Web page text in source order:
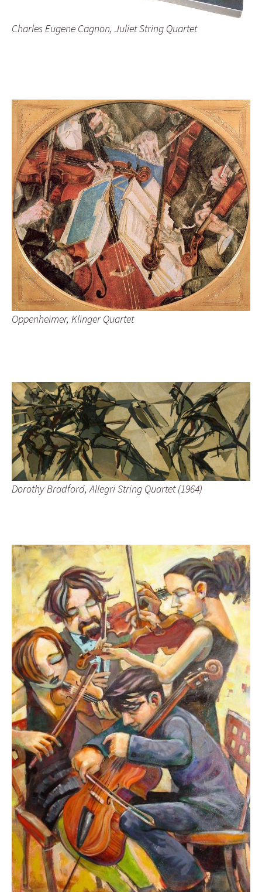
Charles Eugene Cagnon, Juliet String Quartet
Oppenheimer, Klinger Quartet
Dorothy Bradford, Allegri String Quartet (1964)